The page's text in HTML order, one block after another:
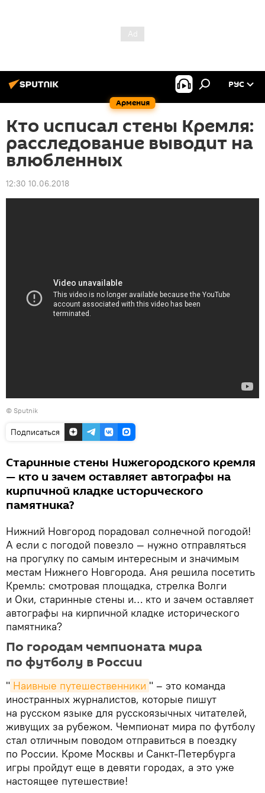
Армения
РУС
Кто исписал стены Кремля:
расследование выводит на
влюбленных
12:30 10.06.2018
© Sputnik
Подписаться
Старинные стены Нижегородского кремля
— кто и зачем оставляет автографы на
кирпичной кладке исторического
памятника?
Нижний Новгород порадовал солнечной погодой!
А если с погодой повезло — нужно отправляться
на прогулку по самым интересным и значимым
местам Нижнего Новгорода. Аня решила посетить
Кремль: смотровая площадка, стрелка Волги
и Оки, старинные стены и… кто и зачем оставляет
автографы на кирпичной кладке исторического
памятника?
По городам чемпионата мира
по футболу в России
" Наивные путешественники " – это команда
иностранных журналистов, которые пишут
на русском языке для русскоязычных читателей,
живущих за рубежом. Чемпионат мира по футболу
стал отличным поводом отправиться в поездку
по России. Кроме Москвы и Санкт-Петербурга
игры пройдут еще в девяти городах, а это уже
настоящее путешествие!